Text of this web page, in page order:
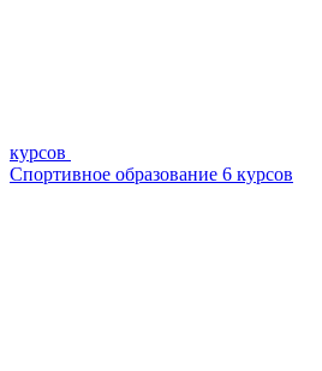
курсов
Спортивное образование 6 курсов